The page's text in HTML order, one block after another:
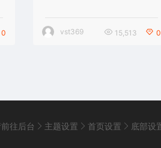
0 vst369 15,513 0
往后台 主题设置 首页设置 底部设